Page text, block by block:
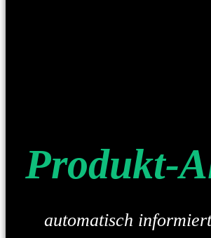
Produkt-
automatisch